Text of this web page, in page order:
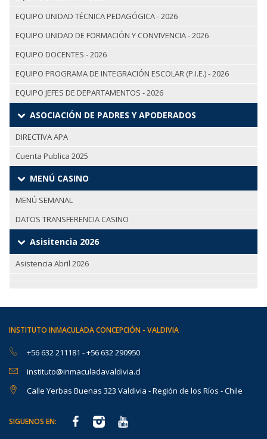
EQUIPO UNIDAD TÉCNICA PEDAGÓGICA - 2026
EQUIPO UNIDAD DE FORMACIÓN Y CONVIVENCIA - 2026
EQUIPO DOCENTES - 2026
EQUIPO PROGRAMA DE INTEGRACIÓN ESCOLAR (P.I.E.) - 2026
EQUIPO JEFES DE DEPARTAMENTOS - 2026
ASOCIACIÓN DE PADRES Y APODERADOS
DIRECTIVA APA
Cuenta Publica 2025
MENÚ CASINO
MENÚ SEMANAL
DATOS TRANSFERENCIA CASINO
Asisitencia 2026
Asistencia Abril 2026
INSTITUTO INMACULADA CONCEPCIÓN - VALDIVIA
+56 632 211181 -+56 632 290950
instituto@inmaculadavaldivia.cl
Calle Yerbas Buenas 323 Valdivia - Región de los Ríos - Chile
SIGUENOS EN: